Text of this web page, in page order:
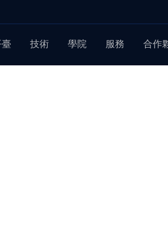
技術 學院 服務 合作